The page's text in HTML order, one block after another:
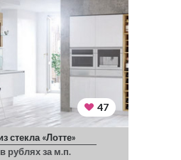
47
стекла «Лотте»
рублях за м.п.